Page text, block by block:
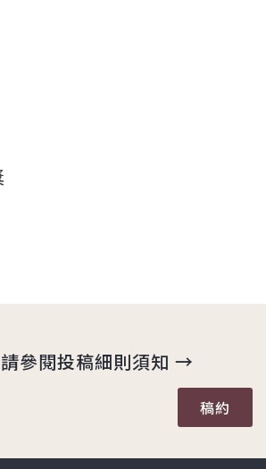
參閱投稿細則須知 →
稿約